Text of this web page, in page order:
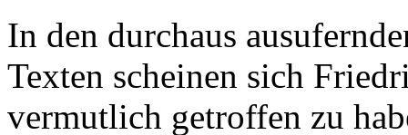
In den durchaus
Texten scheinen sich
vermutlich getroffen zu